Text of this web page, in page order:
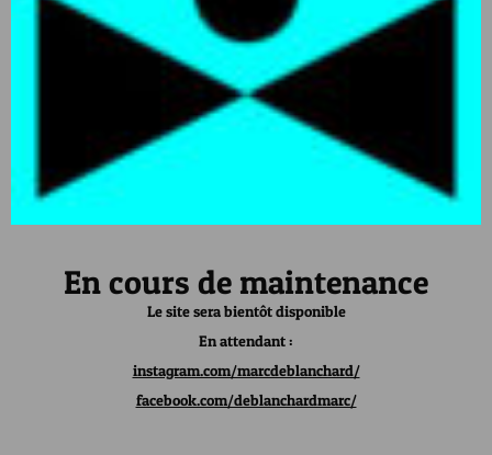
En cours de maintenance
Le site sera bientôt disponible
En attendant :
instagram.com/marcdeblanchard/
facebook.com/deblanchardmarc/